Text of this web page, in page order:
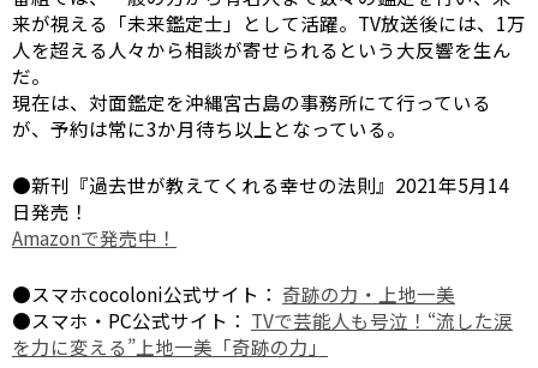
来が視える「未来鑑定士」として活躍。TV放送後には、1万
人を超える人々から相談が寄せられるという大反響を生ん
だ。
現在は、対面鑑定を沖縄宮古島の事務所にて行っている
が、予約は常に3か月待ち以上となっている。
●新刊『過去世が教えてくれる幸せの法則』2021年5月14
日発売！
Amazonで発売中！
●スマホcocoloni公式サイト： 奇跡の力・上地一美
●スマホ・PC公式サイト： TVで芸能人も号泣！“流した涙
を力に変える”上地一美「奇跡の力」